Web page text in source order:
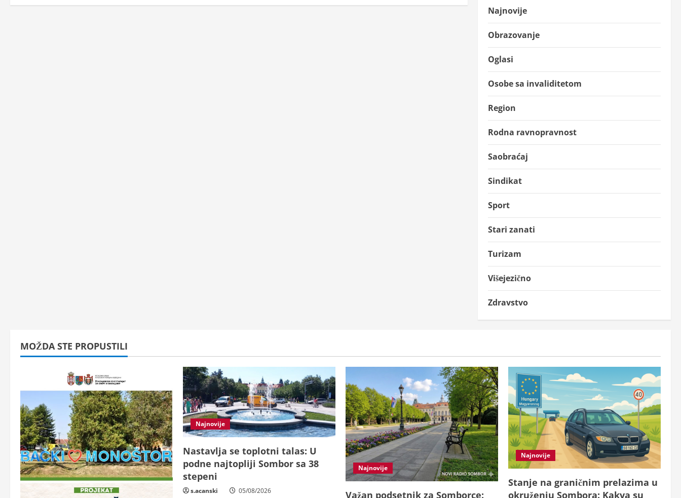
Najnovije
Obrazovanje
Oglasi
Osobe sa invaliditetom
Region
Rodna ravnopravnost
Saobraćaj
Sindikat
Sport
Stari zanati
Turizam
Višejezično
Zdravstvo
MOŽDA STE PROPUSTILI
Najnovije
Nastavlja se toplotni talas: U
podne najtopliji Sombor sa 38
stepeni
s.acanski 05/08/2026
Najnovije
Važan podsetnik za Somborce:
Najnovije
Stanje na graničnim prelazima u
okruženju Sombora: Kakva su